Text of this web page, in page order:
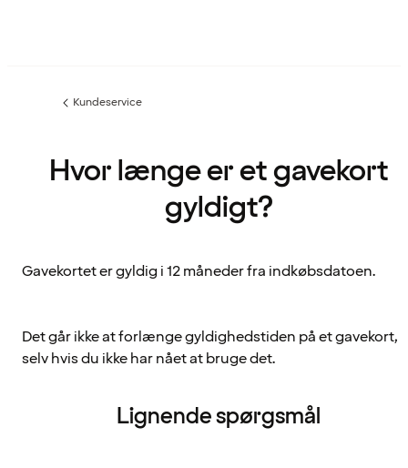
Forrige
Kundeservice
Hvor længe er et gavekort
gyldigt?
Gavekortet er gyldig i 12 måneder fra indkøbsdatoen.
Det går ikke at forlænge gyldighedstiden på et gavekort,
selv hvis du ikke har nået at bruge det.
Lignende spørgsmål